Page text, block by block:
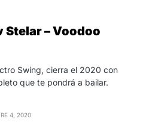
Stelar – Voodoo
Swing, cierra el 2020 con
que te pondrá a bailar.
4, 2020